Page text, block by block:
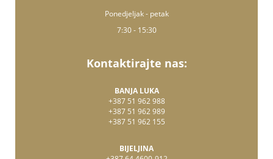
Ponedjeljak - petak
7:30 - 15:30
Kontaktirajte nas:
BANJA LUKA
+387 51 962 988
+387 51 962 989
+387 51 962 155
BIJELJINA